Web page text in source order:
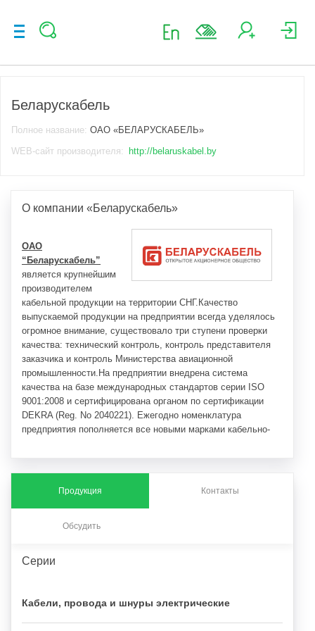
Беларускабель
Полное название: ОАО «БЕЛАРУСКАБЕЛЬ»
WEB-сайт производителя:
http://belaruskabel.by
О компании «Беларускабель»
ОАО
“Беларускабель”
является крупнейшим
производителем
кабельной продукции на территории СНГ.Качество
выпускаемой продукции на предприятии всегда уделялось
огромное внимание, существовало три ступени проверки
качества: технический контроль, контроль представителя
заказчика и контроль Министерства авиационной
промышленности.На предприятии внедрена система
качества на базе международных стандартов серии ISO
9001:2008 и сертифицирована органом по сертификации
DEKRA (Reg. No 2040221). Ежегодно номенклатура
предприятия пополняется все новыми марками кабельно-
Продукция Контакты
Обсудить
Серии
Кабели, провода и шнуры электрические